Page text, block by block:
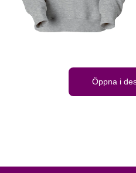
Öppna i